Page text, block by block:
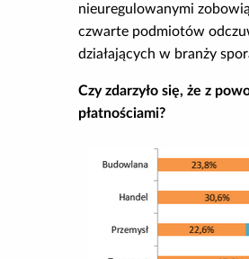
nieuregulowanymi
czwarte podmiotów
działających w branży
Czy zdarzyło się, że z
płatnościami?